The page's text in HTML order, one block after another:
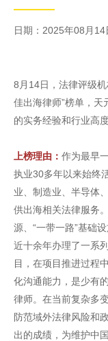
日期：2025年08月14
8月14日，法律评级
佳出海律师”榜单，
的实务经验和行业高
上榜理由： 作为最早
执业30多年以来始终
业、制造业、半导体
供出海相关法律服务
源、“一带一路”基础
近十余年办理了一系
目，在项目推进过程
化沟通能力，是少有
律师。在当前复杂多
防范域外法律风险和
出的成绩，为维护中